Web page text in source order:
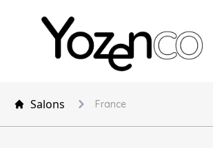
Yozenco - Organisateur de
Salons France